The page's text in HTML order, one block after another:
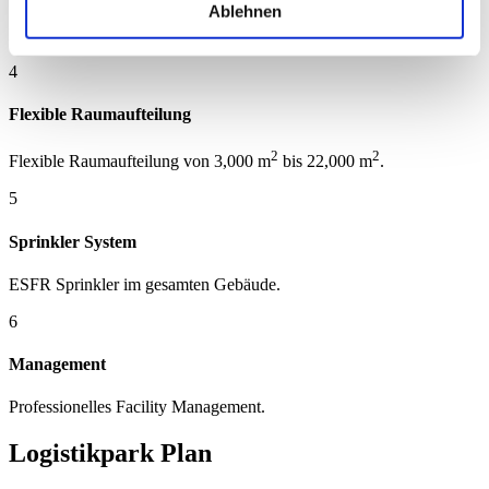
Ablehnen
Energieeffiziente Heizung und Beleuchtung.
4
Flexible Raumaufteilung
Flexible Raumaufteilung von 3,000 m2 bis 22,000 m2.
5
Sprinkler System
ESFR Sprinkler im gesamten Gebäude.
6
Management
Professionelles Facility Management.
Logistikpark Plan